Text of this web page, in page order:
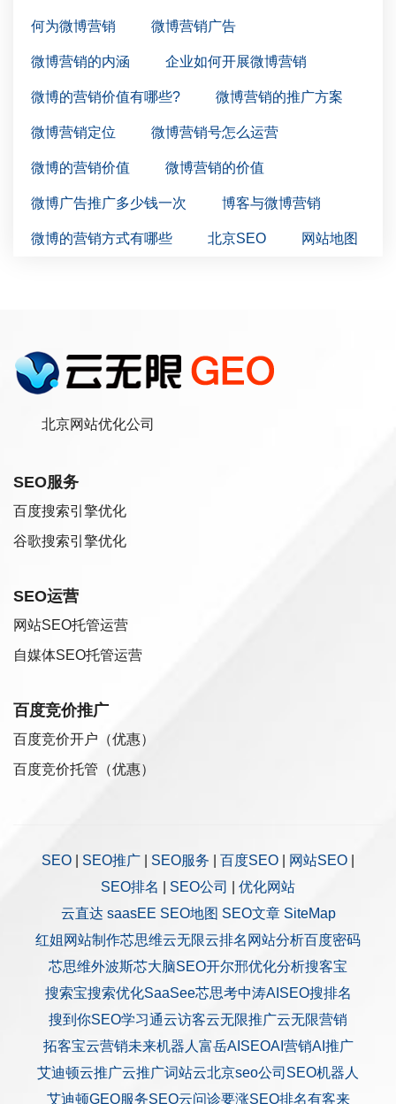
何为微博营销 微博营销广告
微博营销的内涵 企业如何开展微博营销
微博的营销价值有哪些? 微博营销的推广方案
微博营销定位 微博营销号怎么运营
微博的营销价值 微博营销的价值
微博广告推广多少钱一次 博客与微博营销
微博的营销方式有哪些 北京SEO 网站地图
北京网站优化公司
SEO服务
百度搜索引擎优化
谷歌搜索引擎优化
SEO运营
网站SEO托管运营
自媒体SEO托管运营
百度竞价推广
百度竞价开户（优惠）
百度竞价托管（优惠）
SEO SEO推广 SEO服务 百度SEO 网站SEO
SEO排名
SEO公司
优化网站
云直达 saasEE SEO地图 SEO文章 SiteMap
红姐网站制作芯思维云无限云排名 网站分析百度密码
芯思维外波斯芯大脑SEO开尔邢优化分析搜客宝
搜索宝搜索优化SaaSee芯思考中涛AISEO搜排名
搜到你SEO学习通云访客云无限推广云无限营销
拓客宝云营销未来机器人 富岳AISEOAI营销AI推广
艾迪顿云推广云推广词站云北京seo公司 SEO机器人
艾迪顿GEO服务SEO云问诊要涨SEO排名有客来